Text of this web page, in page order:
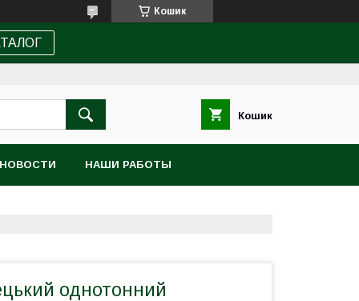
Кошик
Кошик
НОВОСТИ НАШИ РАБОТЫ
однотонний